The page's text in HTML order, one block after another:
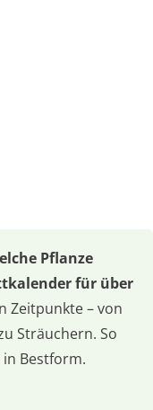
Pflanze
für über
Zeitpunkte – von
Sträuchern. So
in Bestform.